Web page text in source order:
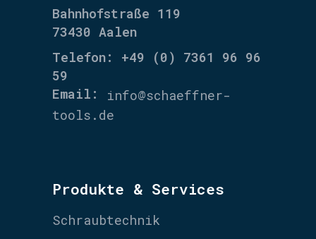
Bahnhofstraße 119
73430 Aalen
Telefon: +49 (0) 7361 96 96
59
Email: info@schaeffner-
tools.de
Produkte & Services
Schraubtechnik